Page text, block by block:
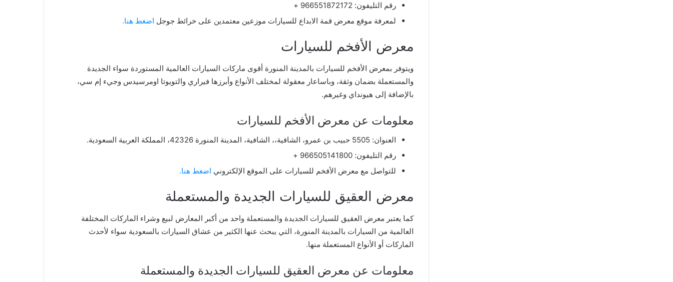
رقم التليفون: 966551872172 +
لمعرفة موقع معرض قمة الابداع للسيارات موزعين معتمدين على خرائط جوجل اضغط هنا.
معرض الأفخم للسيارات
ويتوفر بمعرض الأفخم للسيارات بالمدينة المنورة أقوى ماركات السيارات العالمية المستوردة سواء الجديدة
والمستعملة بضمان وثقة، وباساعار معقولة لمختلف الأنواع وأبرزها فيراري والتويوتا اومرسيدس وجيء إم سي،
بالإضافة إلى هيونداي وغيرهم.
معلومات عن معرض الأفخم للسيارات
العنوان: 5505 حبيب بن عمرو، الشافية،، الشافية، المدينة المنورة 42326، المملكة العربية السعودية.
رقم التليفون: 966505141800 +
للتواصل مع معرض الأفخم للسيارات على الموقع الإلكتروني اضغط هنا.
معرض العقيق للسيارات الجديدة والمستعملة
كما يعتبر معرض العقيق للسيارات الجديدة والمستعملة واحد من أكبر المعارض لبيع وشراء الماركات المختلفة
العالمية من السيارات بالمدينة المنورة، التي يبحث عنها الكثير من عشاق السيارات بالسعودية سواء لأحدث
الماركات أو الأنواع المستعملة منها.
معلومات عن معرض العقيق للسيارات الجديدة والمستعملة